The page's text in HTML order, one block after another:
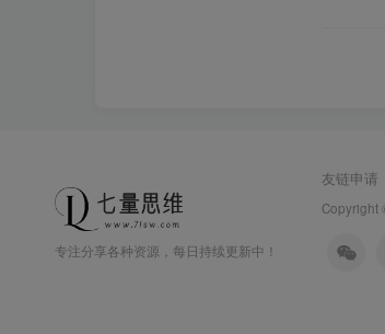
专注分享各种资源，每日持续更新中！
友链申请
Copyright